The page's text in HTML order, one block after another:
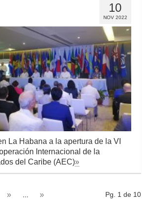
10
NOV 2022
La Habana a la apertura de la VI
Internacional de la
del Caribe (AEC)»
Pg. 1 de 10
» ... »